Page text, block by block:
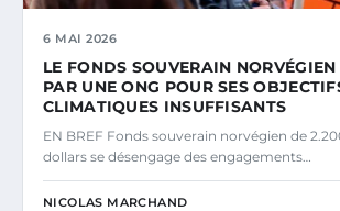
6 MAI 2026
LE FONDS SOUVERAIN
PAR UNE ONG POUR SES
CLIMATIQUES INSUFFISANTS
EN BREF Fonds souverain norvégien de
dollars se désengage des engagements…
NICOLAS MARCHAND